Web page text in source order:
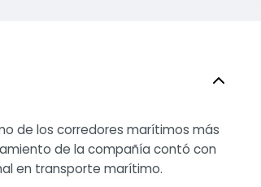
de los corredores marítimos más
de la compañía contó con
en transporte marítimo.